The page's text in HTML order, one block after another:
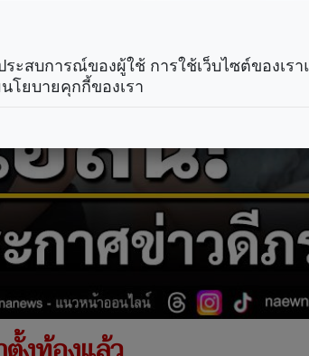
ระสบการณ์ของผู้ใช้ การใช้เว็บไซต์ของเร
ยบายคุกกี้ของเรา